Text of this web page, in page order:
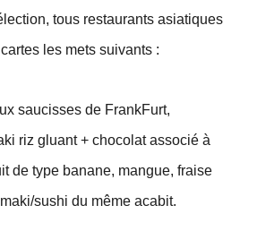
tous restaurants asiatiques
les mets suivants :
saucisses de FrankFurt,
riz gluant + chocolat associé à
de type banane, mangue, fraise
sushi du même acabit.